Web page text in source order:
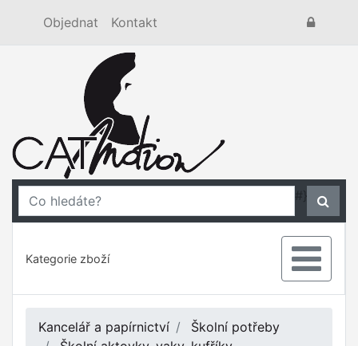
Objednat Kontakt
#}
Kategorie zboží
Kancelář a papírnictví
Školní potřeby